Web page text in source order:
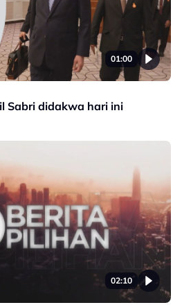
01:00
Sabri didakwa hari ini
02:10